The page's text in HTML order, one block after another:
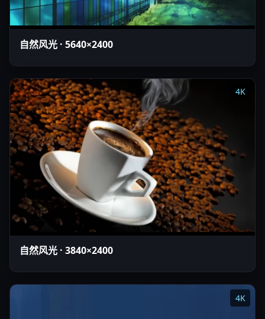
自然风光 · 5640×2400
4K
自然风光 · 3840×2400
4K